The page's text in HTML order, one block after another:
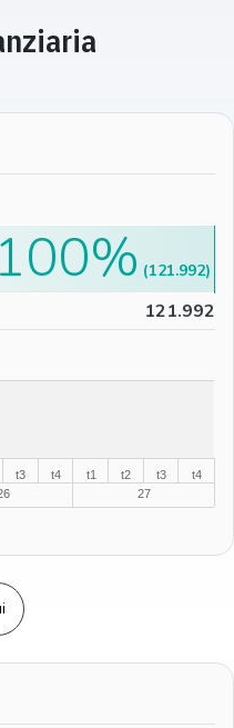
121.992
100% (121.992)
t3 t4
t1
27
t2 t3 t4